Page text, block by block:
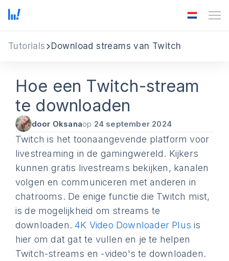
Tutorials Download streams van Twitch
Hoe een Twitch-stream
te downloaden
door Oksanaop 24 september 2024
Twitch is het toonaangevende platform voor
livestreaming in de gamingwereld. Kijkers
kunnen gratis livestreams bekijken, kanalen
volgen en communiceren met anderen in
chatrooms. De enige functie die Twitch mist,
is de mogelijkheid om streams te
downloaden.4K Video Downloader Plus is
hier om dat gat te vullen en je te helpen
Twitch-streams en -video's te downloaden.